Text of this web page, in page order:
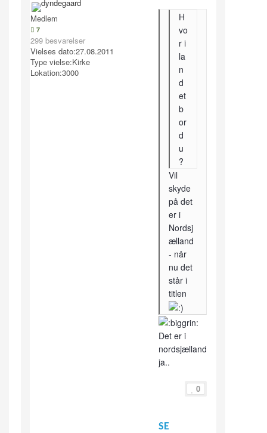
Medlem
7
299 besvarelser
Vielses dato:27.08.2011
Type vielse:Kirke
Lokation:3000
H
vo
r i
la
n
d
et
b
or
d
u
?
Vil
skyde
på det
er i
Nordsj
ælland
- når
nu det
står i
titlen
Det er i
nordsjælland
ja..
0
SE